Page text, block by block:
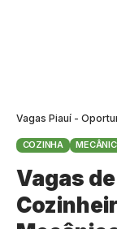
COZINHA
Vagas